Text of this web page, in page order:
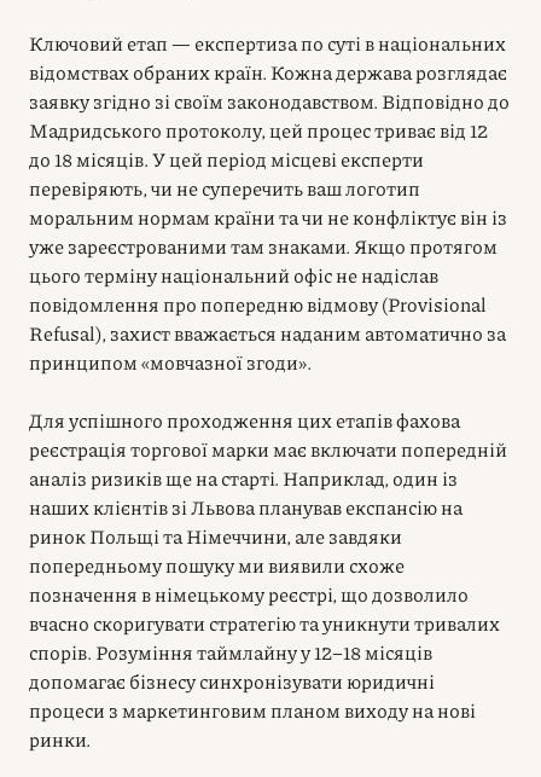
Ключовий етап — експертиза по суті в національних
відомствах обраних країн. Кожна держава розглядає
заявку згідно зі своїм законодавством. Відповідно до
Мадридського протоколу, цей процес триває від 12
до 18 місяців. У цей період місцеві експерти
перевіряють, чи не суперечить ваш логотип
моральним нормам країни та чи не конфліктує він із
уже зареєстрованими там знаками. Якщо протягом
цього терміну національний офіс не надіслав
повідомлення про попередню відмову (Provisional
Refusal), захист вважається наданим автоматично за
принципом «мовчазної згоди».
Для успішного проходження цих етапів фахова
реєстрація торгової марки має включати попередній
аналіз ризиків ще на старті. Наприклад, один із
наших клієнтів зі Львова планував експансію на
ринок Польщі та Німеччини, але завдяки
попередньому пошуку ми виявили схоже
позначення в німецькому реєстрі, що дозволило
вчасно скоригувати стратегію та уникнути тривалих
спорів. Розуміння таймлайну у 12–18 місяців
допомагає бізнесу синхронізувати юридичні
процеси з маркетинговим планом виходу на нові
ринки.